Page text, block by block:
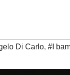
Di Carlo, #I